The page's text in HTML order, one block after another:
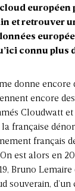
européen
et retrouver
connu plus
donne encore
encore
Cloudwatt
la française
français
est alors en
Bruno Lemaire
souverain,